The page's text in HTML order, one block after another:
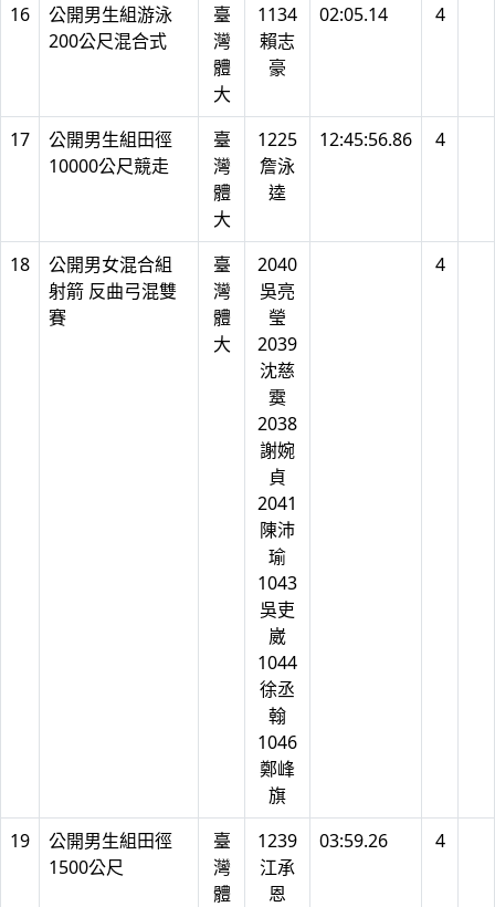
16
公開男生組游泳
200公尺混合式
臺
灣
體
大
1134
賴志
豪
02:05.14 4
17
公開男生組田徑
10000公尺競走
臺
灣
體
大
1225
詹泳
逵
12:45:56.86 4
18
公開男女混合組
射箭 反曲弓混雙
賽
臺
灣
體
大
2040
吳亮
瑩
2039
沈慈
霙
2038
謝婉
貞
2041
陳沛
瑜
1043
吳吏
崴
1044
徐丞
翰
1046
鄭峰
旗
4
19
公開男生組田徑
1500公尺
臺
灣
體
1239
江承
恩
03:59.26 4